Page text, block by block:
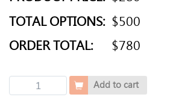
TOTAL OPTIONS: $500
ORDER TOTAL:
$780
心
Add to cart